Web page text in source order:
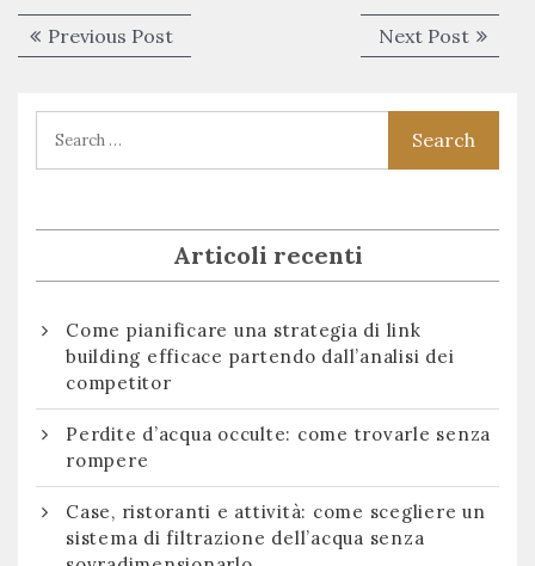
Navigazione
articoli
Previous PostPrevious
post:
Next PostNext
post:
Articoli recenti
Come pianificare una strategia di link
building efficace partendo dall’analisi dei
competitor
Perdite d’acqua occulte: come trovarle senza
rompere
Case, ristoranti e attività: come scegliere un
sistema di filtrazione dell’acqua senza